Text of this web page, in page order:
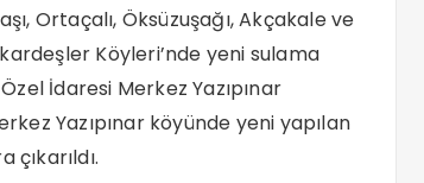
Ortaçalı, Öksüzuşağı, Akçakale ve
Köyleri’nde yeni sulama
İdaresi Merkez Yazıpınar
Yazıpınar köyünde yeni yapılan